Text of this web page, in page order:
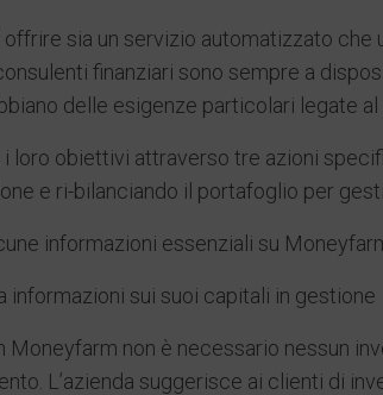
sia un servizio automatizzato
finanziari sono sempre a
delle esigenze particolari legate
loro obiettivi attraverso tre azioni
e ri-bilanciando il portafoglio per
informazioni essenziali su
informazioni sui suoi capitali in gestione
Moneyfarm non è necessario nessun
L’azienda suggerisce ai clienti di